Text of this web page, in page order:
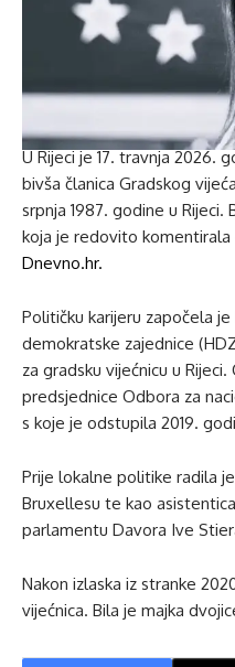
U Rijeci je 17. travnja 2026.
bivša članica Gradskog
srpnja 1987. godine u
koja je redovito komentirala
Dnevno.hr.
Političku karijeru započela
demokratske zajednice
za gradsku vijećnicu u
predsjednice Odbora za
s koje je odstupila 2019.
Prije lokalne politike radila
Bruxellesu te kao
parlamentu Davora Ive
Nakon izlaska iz stranke
vijećnica. Bila je majka